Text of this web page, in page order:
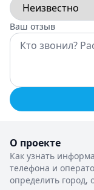
Ваш отзыв
О проекте
Как узнать
телефона и
определить город,